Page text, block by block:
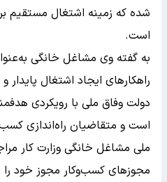
است.
به گفته وی مشاغل خانگی
راهکارهای ایجاد اشتغال پایدار
دولت وفاق ملی با رویکردی
است و متقاضیان راه‌اندازی
ملی مشاغل خانگی وزارت کار
مجوزهای کسب‌وکار مجوز خود